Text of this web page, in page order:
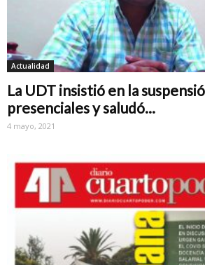
Actualidad
La UDT insistió en la
presenciales y saludó...
4 mayo, 2021